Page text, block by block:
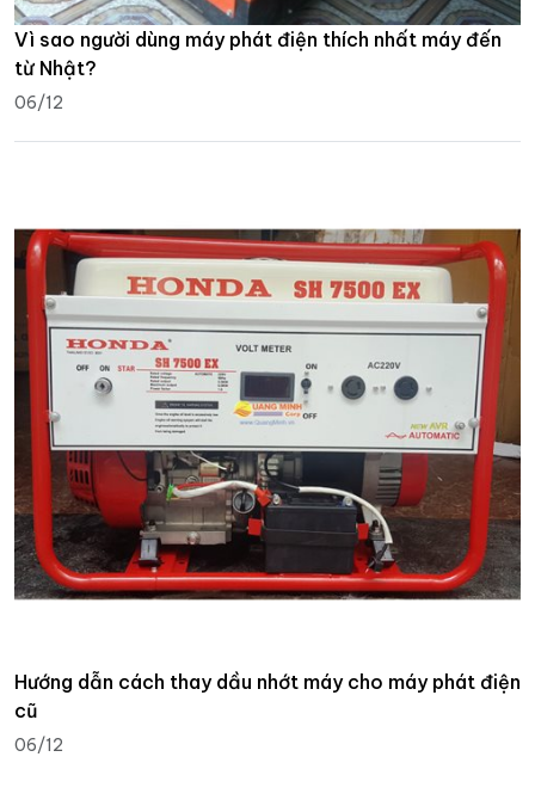
Vì sao người dùng máy phát điện thích nhất máy đến
từ Nhật?
06/12
Hướng dẫn cách thay dầu nhớt máy cho máy phát điện
cũ
06/12